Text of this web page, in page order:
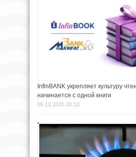
InfinBANK укрепляет культуру
начинается с одной книги
05.12.2025 20:10